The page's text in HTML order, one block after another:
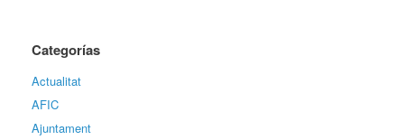
Categorías
Actualitat
AFIC
Ajuntament